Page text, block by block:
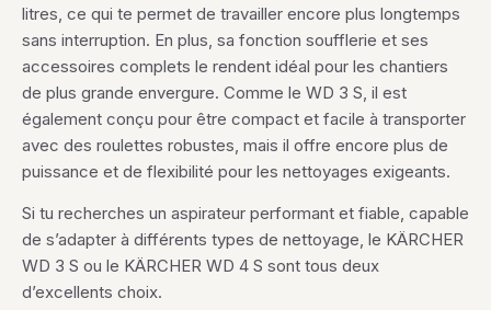
litres, ce qui te permet de travailler encore plus longtemps
sans interruption. En plus, sa fonction soufflerie et ses
accessoires complets le rendent idéal pour les chantiers
de plus grande envergure. Comme le WD 3 S, il est
également conçu pour être compact et facile à transporter
avec des roulettes robustes, mais il offre encore plus de
puissance et de flexibilité pour les nettoyages exigeants.
Si tu recherches un aspirateur performant et fiable, capable
de s’adapter à différents types de nettoyage, le KÄRCHER
WD 3 S ou le KÄRCHER WD 4 S sont tous deux
d’excellents choix.